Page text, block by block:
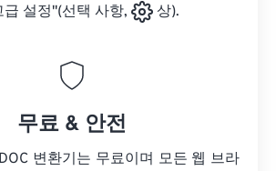
설정"(선택 사항,
상).
무료 & 안전
변환기는 무료이며 모든 웹 브라